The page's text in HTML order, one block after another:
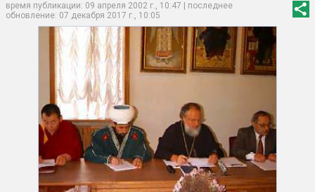
время публикации: 09 апреля 2002 г., 10:47 | последнее
обновление: 07 декабря 2017 г., 10:05